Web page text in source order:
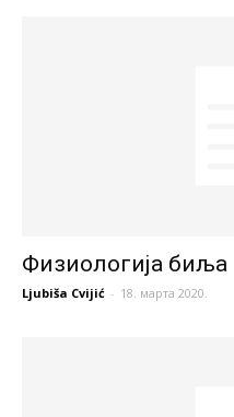
Физиологија биља
Ljubiša Cvijić - 18. марта 2020.